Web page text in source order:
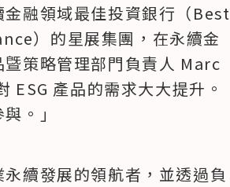
融領域最佳投資銀行（Best
）的星展集團，在永續金
策略管理部門負責人 Marc
產品的需求大大提升。
。」
續發展的領航者，並透過負